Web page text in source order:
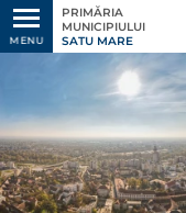
MENU
PRIMĂRIA
MUNICIPIULUI
SATU MARE